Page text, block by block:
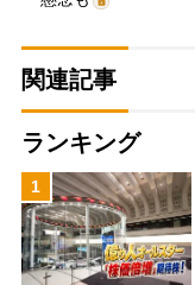
関連記事
ランキング
1